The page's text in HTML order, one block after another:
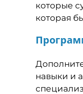
которые
которая
навыки и